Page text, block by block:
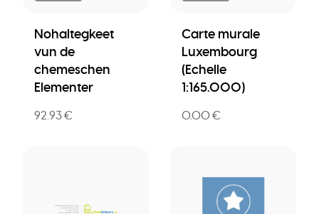
Nohaltegkeet
vun de
chemeschen
Elementer
92.93 €
Carte murale
Luxembourg
(Echelle
1:165.000)
0.00 €